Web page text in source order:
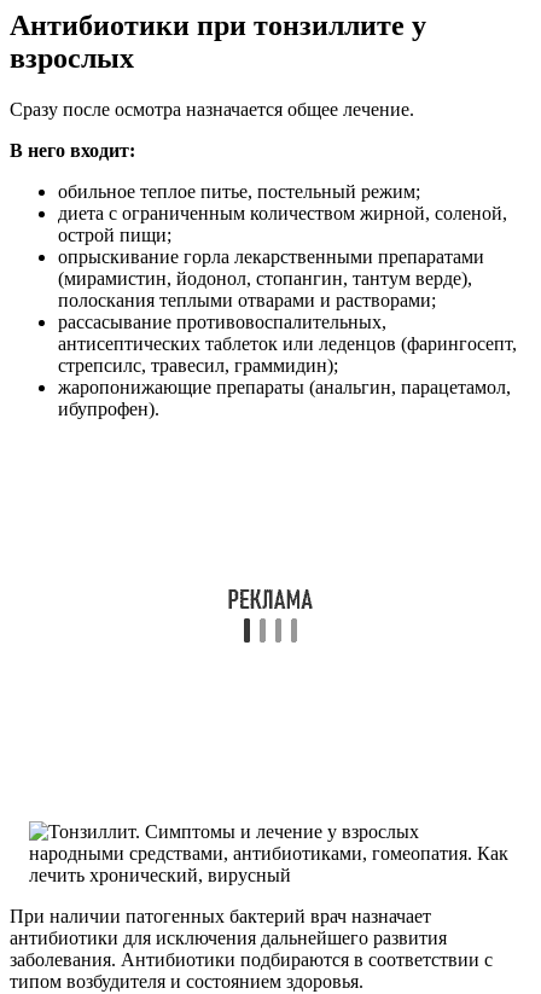
Антибиотики при тонзиллите у
взрослых
Сразу после осмотра назначается общее лечение.
В него входит:
обильное теплое питье, постельный режим;
диета с ограниченным количеством жирной, соленой,
острой пищи;
опрыскивание горла лекарственными препаратами
(мирамистин, йодонол, стопангин, тантум верде),
полоскания теплыми отварами и растворами;
рассасывание противовоспалительных,
антисептических таблеток или леденцов (фарингосепт,
стрепсилс, травесил, граммидин);
жаропонижающие препараты (анальгин, парацетамол,
ибупрофен).
При наличии патогенных бактерий врач назначает
антибиотики для исключения дальнейшего развития
заболевания. Антибиотики подбираются в соответствии с
типом возбудителя и состоянием здоровья.